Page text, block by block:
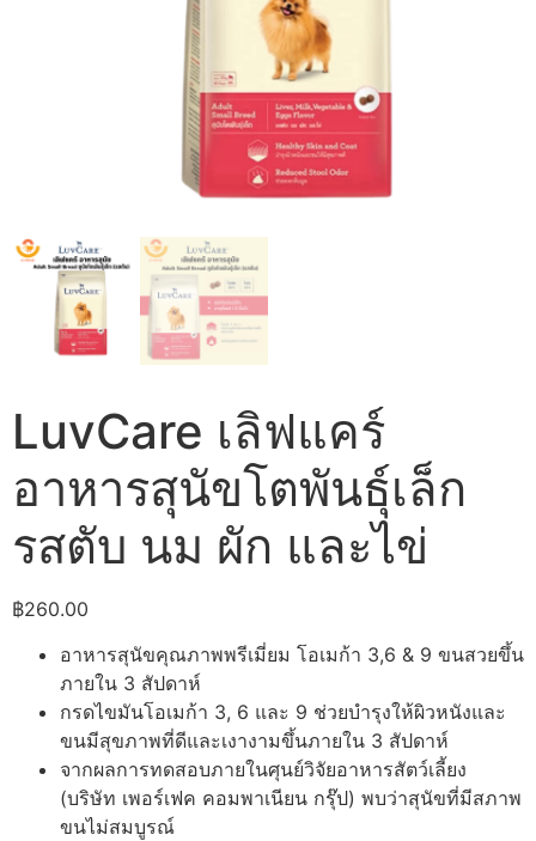
LuvCare เลิฟแคร์
อาหารสุนัขโตพันธุ์เล็ก
รสตับ นม ผัก และไข่
฿260.00
อาหารสุนัขคุณภาพพรีเมี่ยม โอเมก้า 3,6 & 9 ขนสวยขึ้น
ภายใน 3 สัปดาห์
กรดไขมันโอเมก้า 3, 6 และ 9 ช่วยบำรุงให้ผิวหนังและ
ขนมีสุขภาพที่ดีและเงางามขึ้นภายใน 3 สัปดาห์
จากผลการทดสอบภายในศุนย์วิจัยอาหารสัตว์เลี้ยง
(บริษัท เพอร์เฟค คอมพาเนียน กรุ๊ป) พบว่าสุนัขที่มีสภาพ
ขนไม่สมบูรณ์